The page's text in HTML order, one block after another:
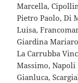
Marcella,
Pietro Paolo, Di
Luisa,
Giardina
La Carrubba
Massimo, Napoli
Gianluca,